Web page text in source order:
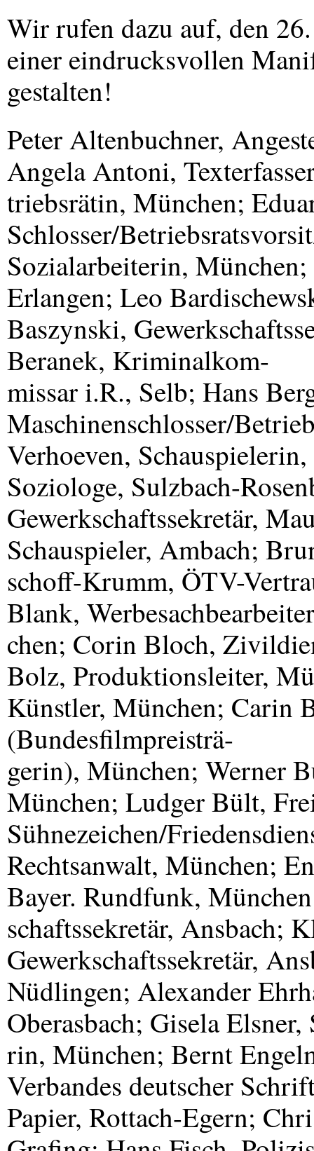
Wir rufen dazu auf, den
einer eindrucksvollen
gestalten!
Peter Altenbuchner,
Angela Antoni,
triebsrätin, München;
Schlosser/
Sozialarbeiterin,
Erlangen; Leo
Baszynski,
Beranek, Kriminalkom-
missar i.R., Selb; Hans
Maschinenschlosser/
Verhoeven,
Soziologe, Sulzbach-
Gewerkschaftssekretär,
Schauspieler, Ambach;
schoff-Krumm, ÖTV-
Blank,
chen; Corin Bloch,
Bolz, Produktionsleiter,
Künstler, München; Carin
(Bundesfilmpreisträ-
gerin), München; Werner
München; Ludger Bült,
Sühnezeichen/
Rechtsanwalt, München;
Bayer. Rundfunk,
schaftssekretär, Ansbach;
Gewerkschaftssekretär,
Nüdlingen; Alexander
Oberasbach; Gisela
rin, München; Bernt
Verbandes deutscher
Papier, Rottach-Egern;